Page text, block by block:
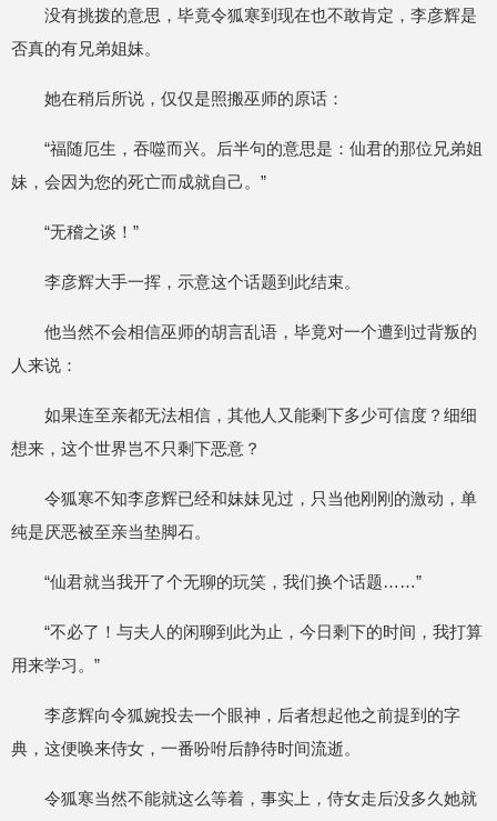
没有挑拨的意思，毕竟令狐寒到现在也不敢肯定，李彦辉是
否真的有兄弟姐妹。
她在稍后所说，仅仅是照搬巫师的原话：
“福随厄生，吞噬而兴。后半句的意思是：仙君的那位兄弟姐
妹，会因为您的死亡而成就自己。”
“无稽之谈！”
李彦辉大手一挥，示意这个话题到此结束。
他当然不会相信巫师的胡言乱语，毕竟对一个遭到过背叛的
人来说：
如果连至亲都无法相信，其他人又能剩下多少可信度？细细
想来，这个世界岂不只剩下恶意？
令狐寒不知李彦辉已经和妹妹见过，只当他刚刚的激动，单
纯是厌恶被至亲当垫脚石。
“仙君就当我开了个无聊的玩笑，我们换个话题……”
“不必了！与夫人的闲聊到此为止，今日剩下的时间，我打算
用来学习。”
李彦辉向令狐婉投去一个眼神，后者想起他之前提到的字
典，这便唤来侍女，一番吩咐后静待时间流逝。
令狐寒当然不能就这么等着，事实上，侍女走后没多久她就